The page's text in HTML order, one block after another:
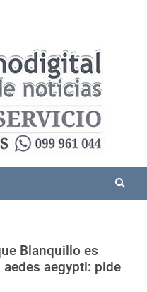
Blanquillo es
aegypti: pide